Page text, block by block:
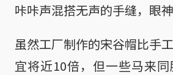
咔咔声混搭无声的手缝，眼神
虽然工厂制作的宋谷帽比手
宜将近10倍，但一些马来